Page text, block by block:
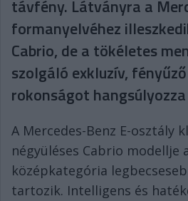
távfény. Látványra a
formanyelvéhez
Cabrio, de a tökéletes
szolgáló exkluzív,
rokonságot
A Mercedes-Benz E-osztály
négyüléses Cabrio modellje
középkategória
tartozik. Intelligens és